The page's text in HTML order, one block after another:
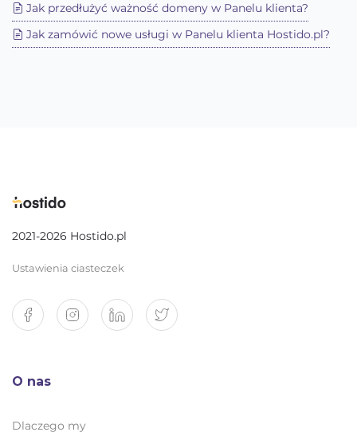
Jak przedłużyć ważność domeny w Panelu klienta?
Jak zamówić nowe usługi w Panelu klienta Hostido.pl?
2021-2026 Hostido.pl
Ustawienia ciasteczek
O nas
Dlaczego my